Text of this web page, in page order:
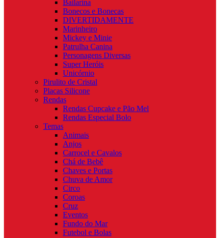
Bailarina
Bonecos e Bonecas
DIVERTIDAMENTE
Marinheiro
Mickey e Minie
Patrulha Canina
Personagens Diversas
Super Heróis
Unicórnio
Pirulito de Cristal
Placas Silicone
Rendas
Rendas Cupcake e Pão Mel
Rendas Especial Bolo
Temas
Animais
Anjos
Carrocel e Cavalos
Chá de Bebê
Chaves e Portas
Chuva de Amor
Circo
Coroas
Cruz
Eventos
Fundo do Mar
Futebol e Bolas